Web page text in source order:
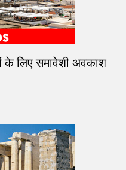
के लिए समावेशी अवकाश